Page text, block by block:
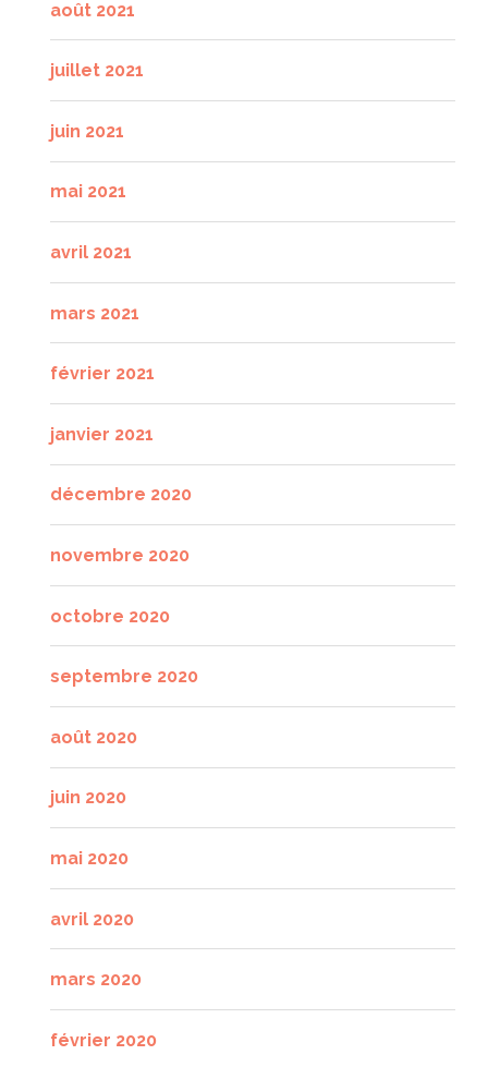
août 2021
juillet 2021
juin 2021
mai 2021
avril 2021
mars 2021
février 2021
janvier 2021
décembre 2020
novembre 2020
octobre 2020
septembre 2020
août 2020
juin 2020
mai 2020
avril 2020
mars 2020
février 2020